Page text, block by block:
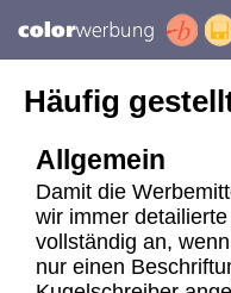
Häufig
Allgemein
Damit die
wir immer
vollständig an,
nur einen